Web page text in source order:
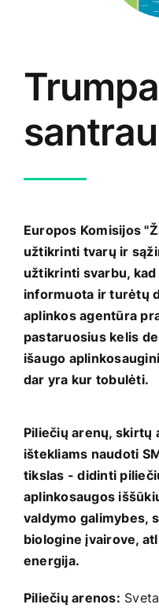
Trumpa
Europos Komisijos
užtikrinti tvarų ir
užtikrinti svarbu,
informuota ir turėtų
aplinkos agentūra
pastaruosius kelis
išaugo
dar yra kur tobulėti.
Piliečių arenų, skirtų
ištekliams naudoti
tikslas - didinti
aplinkosaugos
valdymo galimybes,
biologine įvairove,
energija.
Piliečių arenos: